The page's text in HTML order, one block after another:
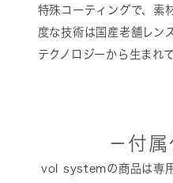
特殊コーティングで、素
度な技術は国産老舗レン
テクノロジーから生まれ
－付属
vol systemの商品は専用